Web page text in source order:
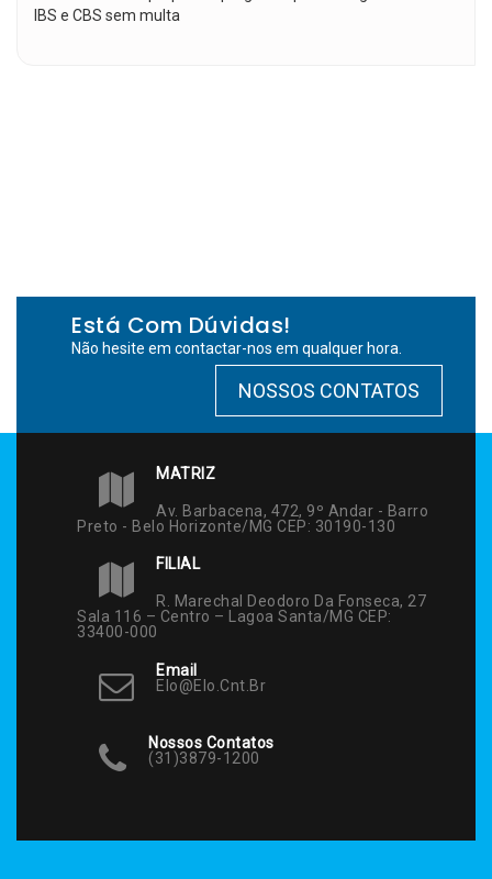
IBS e CBS sem multa
Está Com Dúvidas!
Não hesite em contactar-nos em qualquer hora.
NOSSOS CONTATOS
MATRIZ
Av. Barbacena, 472, 9º Andar - Barro
Preto - Belo Horizonte/MG CEP: 30190-130
FILIAL
R. Marechal Deodoro Da Fonseca, 27
Sala 116 – Centro – Lagoa Santa/MG CEP:
33400-000
Email
Elo@elo.cnt.br
Nossos Contatos
(31)3879-1200